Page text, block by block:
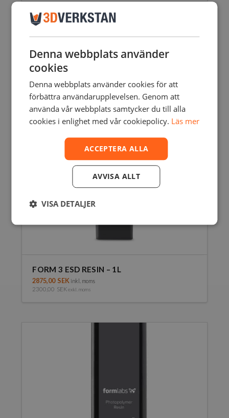
FORM 2 & 3/3B DRAFT RESIN V2 – 1L
1925,00
1540,00SEKexkl. moms
FORM 3 ESD RESIN – 1L
2875,00 SEK inkl. moms
2300,00 SEK exkl. moms
Denna webbplats använder
cookies
Denna webbplats använder cookies för att
förbättra användarupplevelsen. Genom att
använda vår webbplats samtycker du till alla
cookies i enlighet med vår cookiepolicy. Läs mer
ACCEPTERA ALLA
AVVISA ALLT
VISA DETALJER